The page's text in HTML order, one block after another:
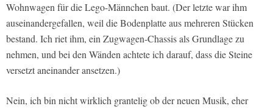
Wohnwagen für die Lego-Männchen baut. (Der letzte war ihm
auseinandergefallen, weil die Bodenplatte aus mehreren Stücken
bestand. Ich riet ihm, ein Zugwagen-Chassis als Grundlage zu
nehmen, und bei den Wänden achtete ich darauf, dass die Steine
versetzt aneinander ansetzen.)
Nein, ich bin nicht wirklich grantelig ob der neuen Musik, eher